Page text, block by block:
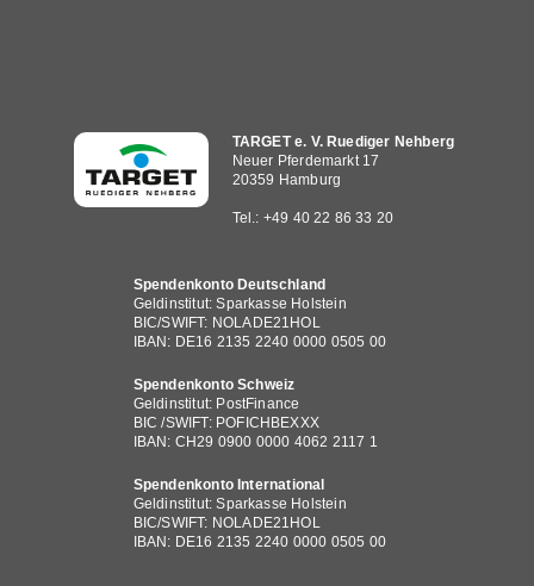
Hauptnavigation
TARGET e. V. Ruediger Nehberg
Neuer Pferdemarkt 17
20359 Hamburg
Tel.: +49 40 22 86 33 20
Spendenkonto Deutschland
Geldinstitut: Sparkasse Holstein
BIC/SWIFT: NOLADE21HOL
IBAN: DE16 2135 2240 0000 0505 00
Spendenkonto Schweiz
Geldinstitut: PostFinance
BIC /SWIFT: POFICHBEXXX
IBAN: CH29 0900 0000 4062 2117 1
Spendenkonto International
Geldinstitut: Sparkasse Holstein
BIC/SWIFT: NOLADE21HOL
IBAN: DE16 2135 2240 0000 0505 00